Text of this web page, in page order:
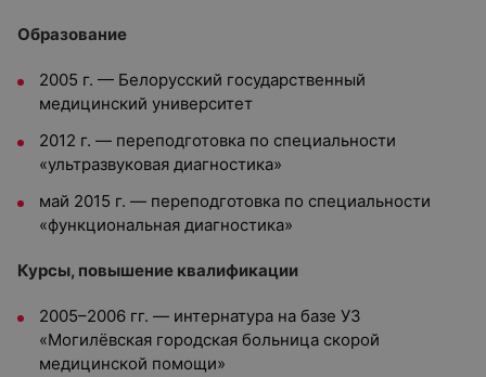
Образование
2005 г. — Белорусский государственный
медицинский университет
2012 г. — переподготовка по специальности
«ультразвуковая диагностика»
май 2015 г. — переподготовка по специальности
«функциональная диагностика»
Курсы, повышение квалификации
2005–2006 гг. — интернатура на базе УЗ
«Могилёвская городская больница скорой
медицинской помощи»